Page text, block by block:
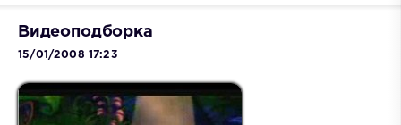
Видеоподборка
15/01/2008 17:23